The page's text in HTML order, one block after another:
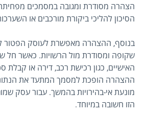
הצהרה מסודרת ומגובה במסמכים
הסיכון להליכי ביקורת מורכבים או
בנוסף, ההצהרה מאפשרת לעוסק הפטור
שקופה ומסודרת מול הרשויות. כאשר חל
האישיים, כגון רכישת רכב, דירה או קבלת
ההצהרה הופכת למסמך המתעד את
מונעת אי-בהירויות בהמשך. עבור עסק
הזו חשובה במיוחד.